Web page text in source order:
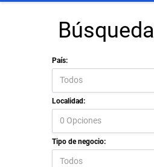
Búsqueda
País:
Todos
Localidad:
0 Opciones
Tipo de negocio:
Todos